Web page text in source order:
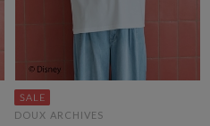
DOUX ARCHIVES